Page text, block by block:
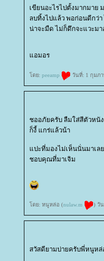
เขียนอะไรไปตั้งมากมาย
ลบทิ้งไปแล้ว พอก่อนดีกว่า
น่าจะมืด ไม่ก็ดึกจะแวะม
อมอร
ดย: peeamp วันที่: 1 กุมภา
ชออภัยครับ ลืมใส่สีตัวหนั
ก็งี้ แกร่แล้วน้า
ปะที่มองไม่เห็นนั่นมาเล
ชอบคุณที่มาเจิม
ดย: หนูหล่อ (nulaw.m ) วั
สวัสดียามบ่ายครับพี่หนูหล่